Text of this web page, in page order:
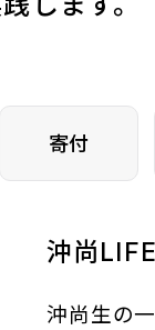
寄付
沖尚
沖尚生の